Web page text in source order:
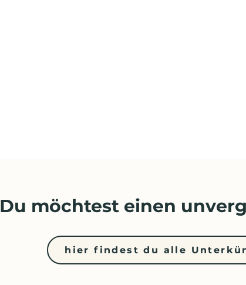
Du möchtest einen
hier findest du alle